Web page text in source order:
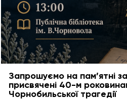
Запрошуємо на пам’ятні
присвячені 40-м
Чорнобильської трагедії